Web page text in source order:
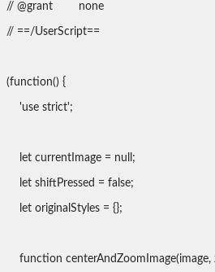
// @grant none
// ==/UserScript==
(function() {
'use strict';
let currentImage = null;
let shiftPressed = false;
let originalStyles = {};
function centerAndZoomImage(image,